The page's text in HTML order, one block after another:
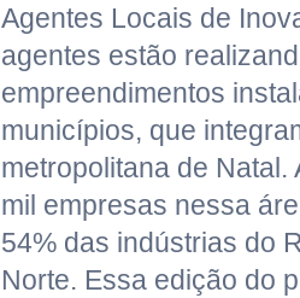
Agentes Locais de
agentes estão
empreendimentos
municípios, que
metropolitana de Natal.
mil empresas nessa
54% das indústrias do
Norte. Essa edição do